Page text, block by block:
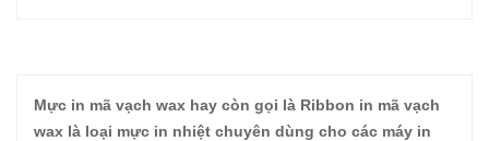
Mực in mã vạch wax hay còn gọi là Ribbon in mã vạch
wax là loại mực in nhiệt chuyên dùng cho các máy in